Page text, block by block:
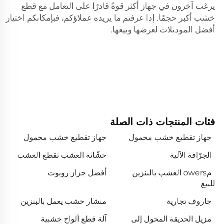
يرغب آخرون في جهاز أكثر قوةً قادرًا على التعامل مع قطع
خشب أكبر حجمًا. إذا عرفتم ما يريده عملاؤكم، فبإمكانكم اختيار
أفضل الموديلات لعرضها وبيعها.
فئات المنتجات ذات الصلة
جهاز تقطيع خشب محمول
جهاز تقطيع خشب محمول
الجرّافة الآلية
حشّاثة العشب تقطع العشب
مowers العشب بالبنزين
للبيع
أفضل جزاز روبوت
جاروف تجارية
منشار خشب يعمل بالبنزين
مزيل الحديقة المحول إلى
آلة قطع ألواح خشبية